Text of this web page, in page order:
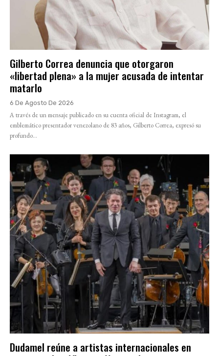
Gilberto Correa denuncia que otorgaron
«libertad plena» a la mujer acusada de intentar
matarlo
6 De Agosto De 2026
A través de un mensaje publicado en su cuenta oficial de Instagram, el
emblemático presentador venezolano de 83 años, Gilberto Correa, expresó su
profundo...
Dudamel reúne a artistas internacionales en